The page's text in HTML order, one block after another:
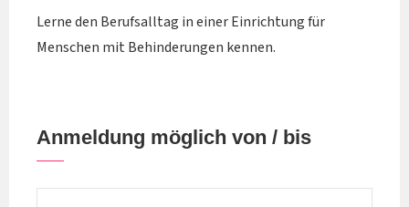
Lerne den Berufsalltag in einer Einrichtung für
Menschen mit Behinderungen kennen.
Anmeldung möglich von / bis